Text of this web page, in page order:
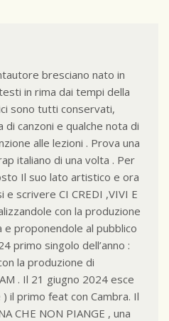
bresciano nato in
in rima dai tempi della
sono tutti conservati,
canzoni e qualche nota di
alle lezioni . Prova una
italiano di una volta . Per
Il suo lato artistico e ora
scrivere CI CREDI ,VIVI E
con la produzione
proponendole al pubblico
primo singolo dell’anno :
la produzione di
. Il 21 giugno 2024 esce
il primo feat con Cambra. Il
CHE NON PIANGE , una